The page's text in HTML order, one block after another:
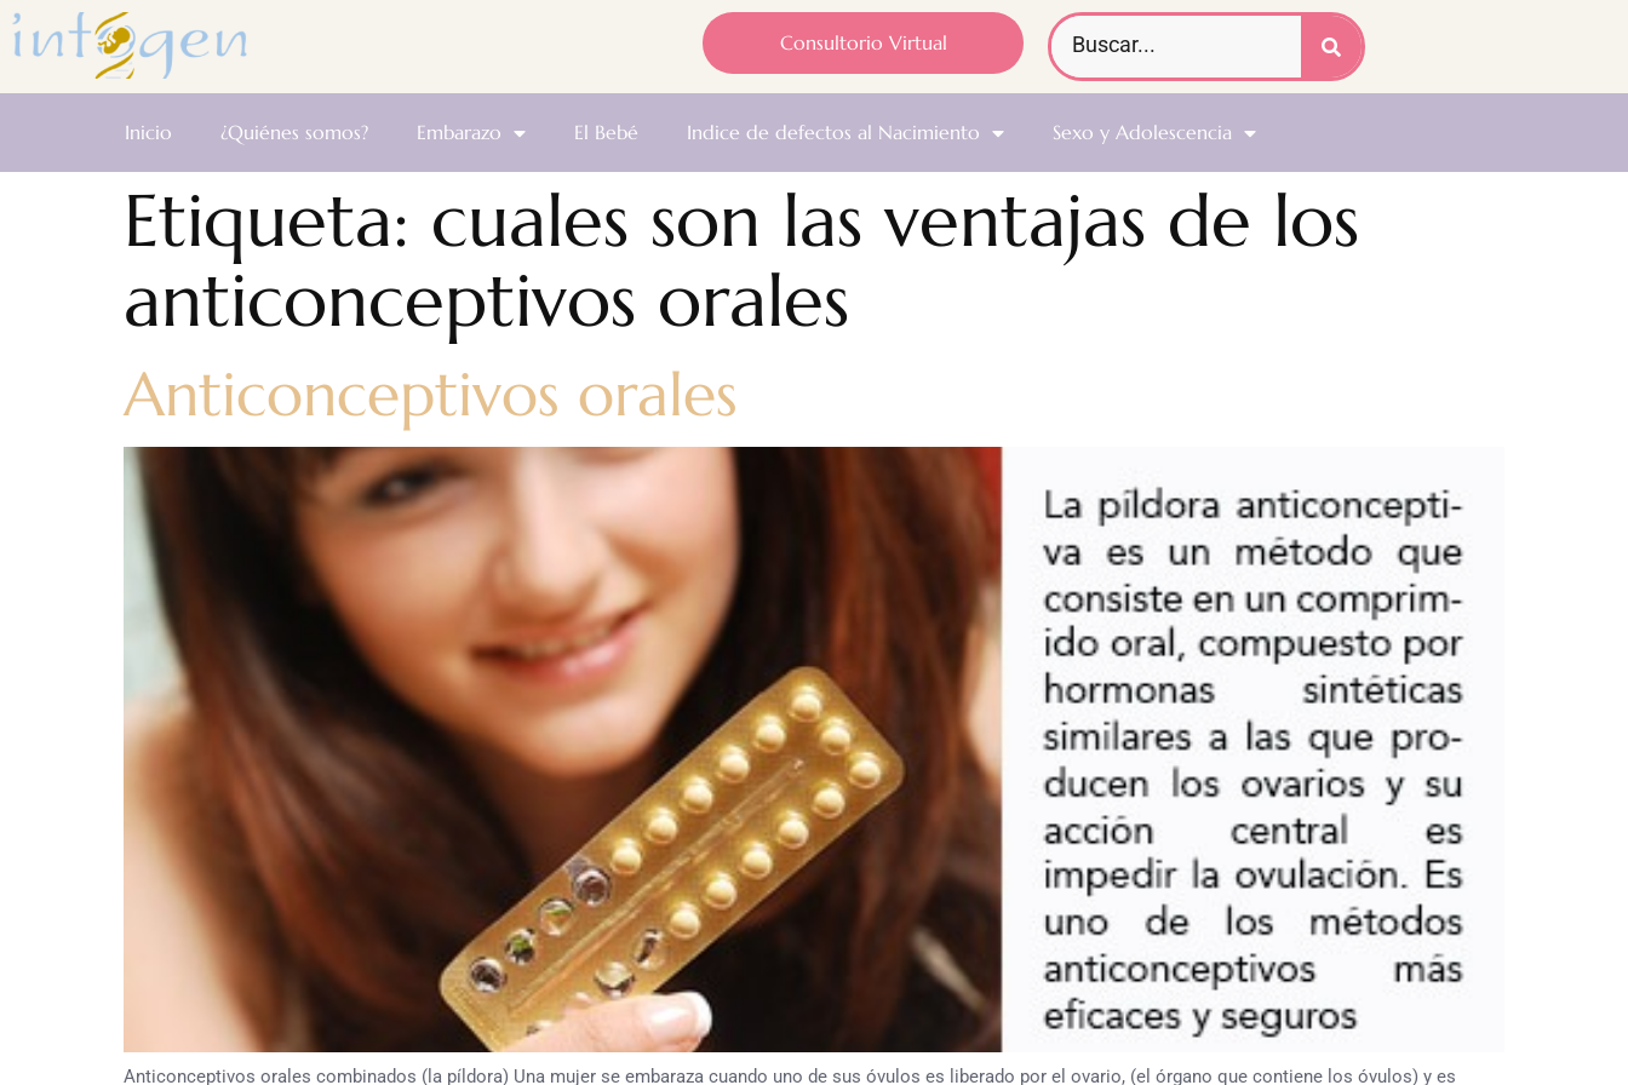
Consultorio Virtual
Inicio ¿Quiénes somos? Embarazo El Bebé Indice de defectos al Nacimiento Sexo y Adolescencia
Etiqueta: cuales son las ventajas de los
anticonceptivos orales
Anticonceptivos orales
Anticonceptivos orales combinados (la píldora) Una mujer se embaraza cuando uno de sus óvulos es liberado por el ovario, (el órgano que contiene los óvulos) y es